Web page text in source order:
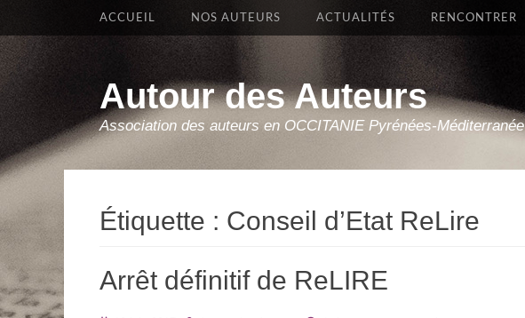
Autour des Auteurs
Association des auteurs en OCCITANIE Pyrénées-Méditerranée
Premier Menu
Aller
ACCUEIL NOS AUTEURS ACTUALITÉS RENCONTRER
Étiquette : Conseil d’Etat ReLire
Arrêt définitif de ReLIRE